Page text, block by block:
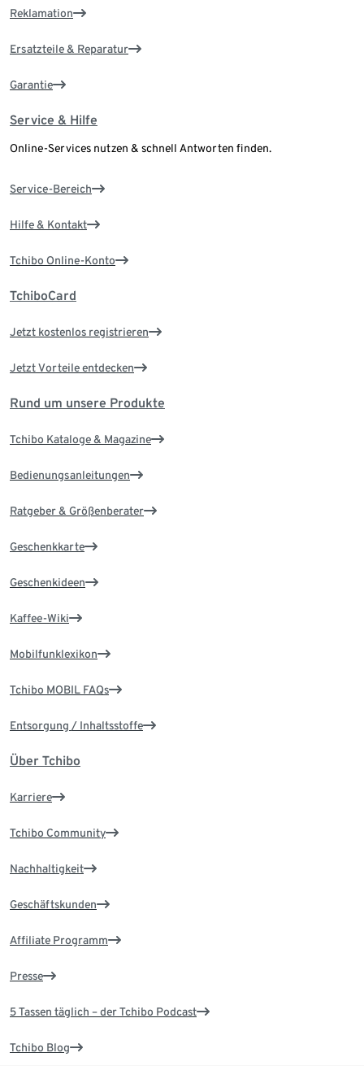
Reklamation
Ersatzteile & Reparatur
Garantie
Service & Hilfe
Online-Services nutzen & schnell Antworten finden.
Service-Bereich
Hilfe & Kontakt
Tchibo Online-Konto
TchiboCard
Jetzt kostenlos registrieren
Jetzt Vorteile entdecken
Rund um unsere Produkte
Tchibo Kataloge & Magazine
Bedienungsanleitungen
Ratgeber & Größenberater
Geschenkkarte
Geschenkideen
Kaffee-Wiki
Mobilfunklexikon
Tchibo MOBIL FAQs
Entsorgung / Inhaltsstoffe
Über Tchibo
Karriere
Tchibo Community
Nachhaltigkeit
Geschäftskunden
Affiliate Programm
Presse
5 Tassen täglich – der Tchibo Podcast
Tchibo Blog